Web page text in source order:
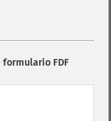
formulario FDF